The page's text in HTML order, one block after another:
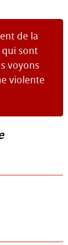
de la
qui sont
voyons
violente